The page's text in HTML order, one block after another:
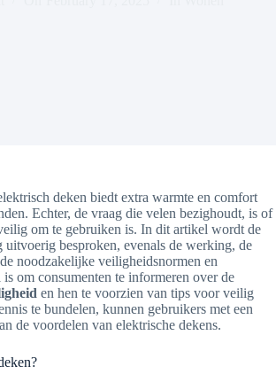
deken biedt extra warmte en comfort
Echter, de vraag die velen bezighoudt, is of
om te gebruiken is. In dit artikel wordt de
besproken, evenals de werking, de
noodzakelijke veiligheidsnormen en
om consumenten te informeren over de
en hen te voorzien van tips voor veilig
te bundelen, kunnen gebruikers met een
de voordelen van elektrische dekens.